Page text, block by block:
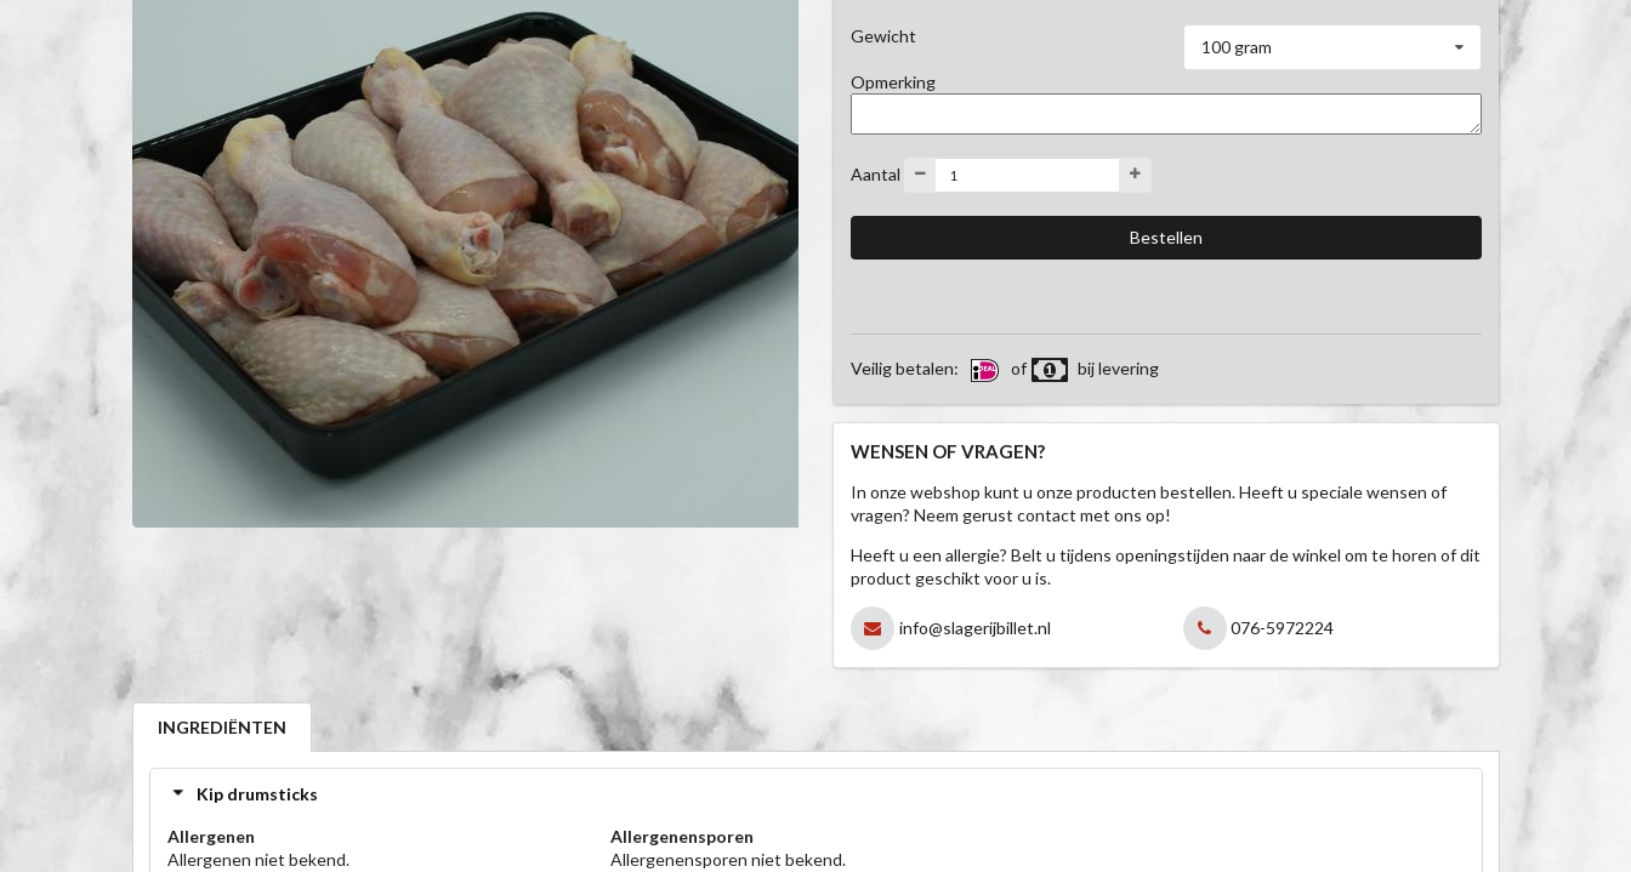
Gewicht
100 gram
Opmerking
Aantal
Veilig betalen: of bij levering
WENSEN OF VRAGEN?
In onze webshop kunt u onze producten bestellen. Heeft u speciale wensen of
vragen? Neem gerust contact met ons op!
Heeft u een allergie? Belt u tijdens openingstijden naar de winkel om te horen of dit
product geschikt voor u is.
info@slagerijbillet.nl 076-5972224
INGREDIËNTEN
Kip drumsticks
Allergenen
Allergenen niet bekend.
Allergenensporen
Allergenensporen niet bekend.